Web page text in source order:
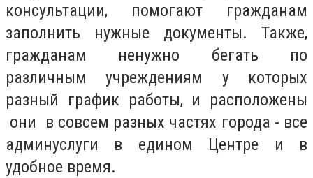
консультации, помогают гражданам
заполнить нужные документы. Также,
гражданам ненужно бегать по
различным учреждениям у которых
разный график работы, и расположены
они в совсем разных частях города - все
админуслуги в едином Центре и в
удобное время.